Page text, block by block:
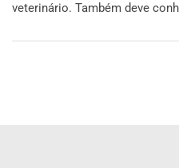
veterinário. Também deve